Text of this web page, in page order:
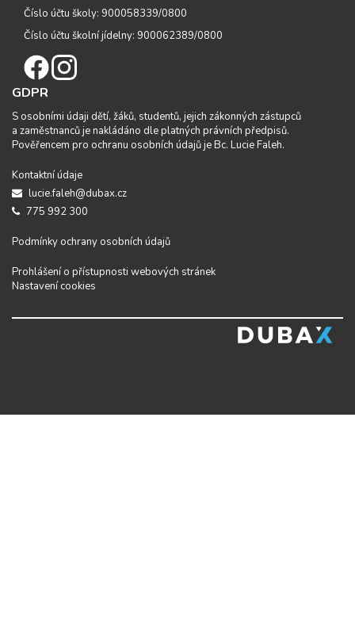
Číslo účtu školy: 900058339/0800
Číslo účtu školní jídelny: 900062389/0800
GDPR
S osobními údaji dětí, žáků, studentů, jejich zákonných zástupců
a zaměstnanců je nakládáno dle platných právních předpisů.
Pověřencem pro ochranu osobních údajů je Bc. Lucie Faleh.
Kontaktní údaje
lucie.faleh@dubax.cz
775 992 300
Podmínky ochrany osobních údajů
Prohlášení o přístupnosti webových stránek
Nastavení cookies